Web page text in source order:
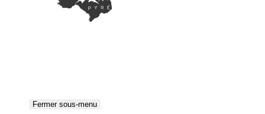
Fermer sous-menu